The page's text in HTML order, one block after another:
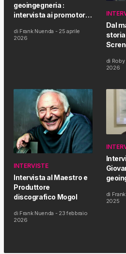
geoingegneria :
intervista ai promotori
Proposta di Legge
di Frank Nuenda - 25 aprile
2026
Dal
di
2026
INTERVISTE
Intervista al Maestro e
Produttore
discografico Mogol
di Frank Nuenda - 23 febbraio
2026
di
2025